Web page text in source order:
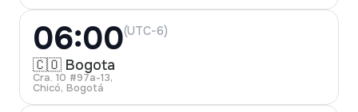
06:00(UTC-6)
🇨🇴 Bogota
Cra. 10 #97a-13,
Chicó, Bogotá